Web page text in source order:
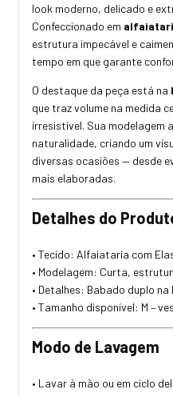
look moderno, delicado e
Confeccionado em
estrutura impecável e
tempo em que garante
O destaque da peça está na
que traz volume na medida
irresistível. Sua modelagem
naturalidade, criando um
diversas ocasiões — desde
mais elaboradas.
Detalhes do
• Tecido: Alfaiataria com
• Modelagem: Curta,
• Detalhes: Babado duplo na
• Tamanho disponível: M –
Modo de Lavagem
• Lavar à mão ou em ciclo